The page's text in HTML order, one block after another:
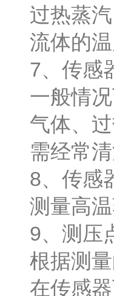
过热蒸
流体的
7、传感
一般情
气体、
需经常
8、传感
测量高
9、测压
根据测
在传感